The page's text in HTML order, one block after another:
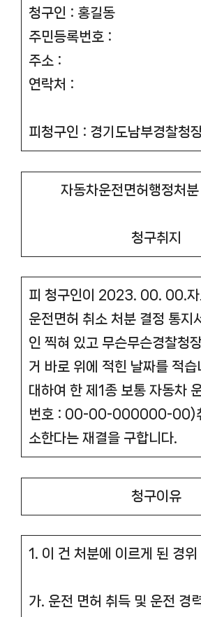
청구인 : 홍길동
주민등록번호 :
주소 :
연락처 :
피청구인 : 경기도남부경찰청
자동차운전면허행정처
청구취지
피 청구인이 2023. 00. 00.자
운전면허 취소 처분 결정 통지
인 찍혀 있고 무슨무슨경찰청
거 바로 위에 적힌 날짜를 적습
대하여 한 제1종 보통 자동차
번호 : 00-00-000000-00)
소한다는 재결을 구합니다.
청구이유
1. 이 건 처분에 이르게 된 경위
가. 운전 면허 취득 및 운전 경